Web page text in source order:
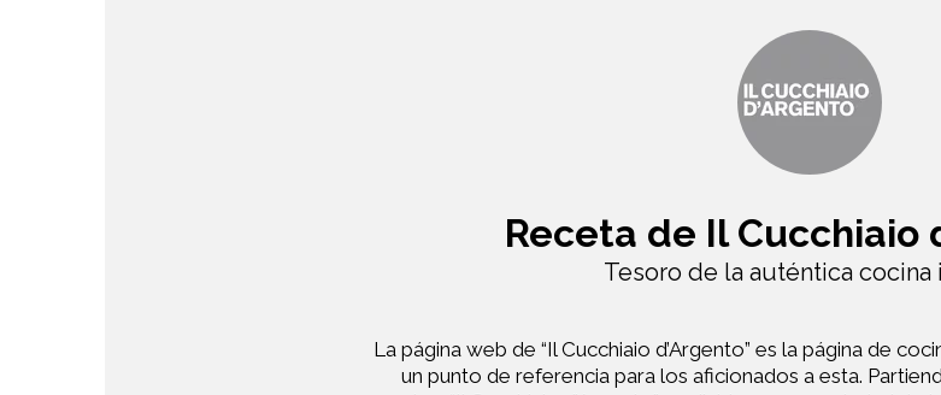
Receta de Il Cucchiaio
Tesoro de la auténtica cocina
La página web de “Il Cucchiaio d’Argento” es la página de
un punto de referencia para los aficionados a esta.